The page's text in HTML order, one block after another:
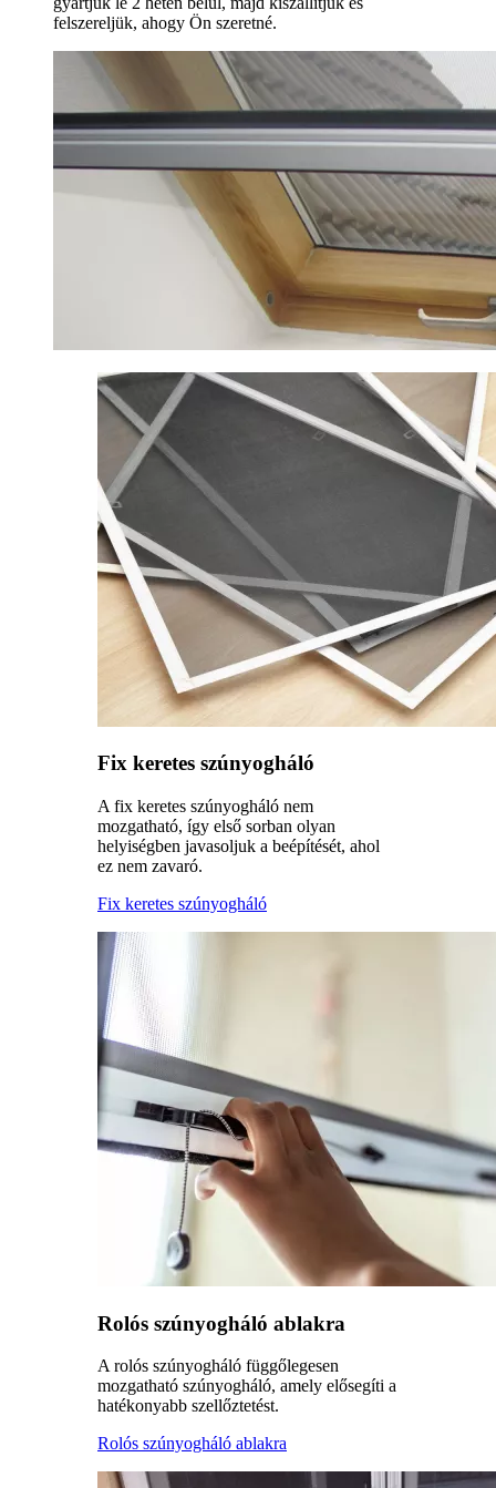
felszereljük, ahogy Ön szeretné.
Fix keretes szúnyogháló
A fix keretes szúnyogháló nem
mozgatható, így első sorban olyan
helyiségben javasoljuk a beépítését, ahol
ez nem zavaró.
Fix keretes szúnyogháló
Rolós szúnyogháló ablakra
A rolós szúnyogháló függőlegesen
mozgatható szúnyogháló, amely elősegíti a
hatékonyabb szellőztetést.
Rolós szúnyogháló ablakra